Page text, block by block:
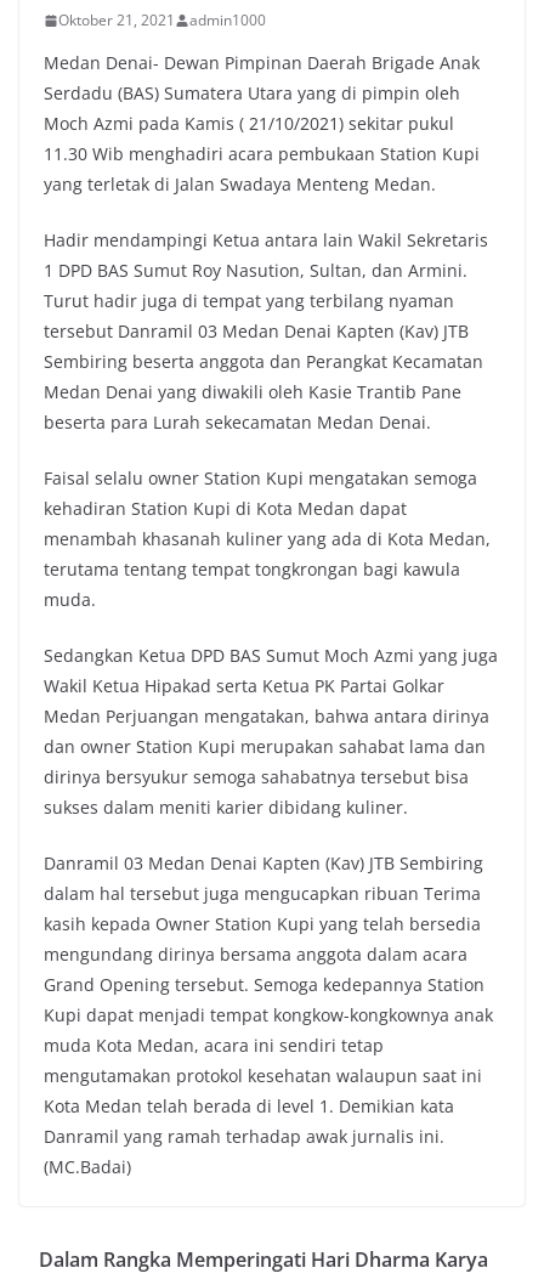
Oktober 21, 2021 admin1000
Medan Denai- Dewan Pimpinan Daerah Brigade Anak
Serdadu (BAS) Sumatera Utara yang di pimpin oleh
Moch Azmi pada Kamis ( 21/10/2021) sekitar pukul
11.30 Wib menghadiri acara pembukaan Station Kupi
yang terletak di Jalan Swadaya Menteng Medan.
Hadir mendampingi Ketua antara lain Wakil Sekretaris
1 DPD BAS Sumut Roy Nasution, Sultan, dan Armini.
Turut hadir juga di tempat yang terbilang nyaman
tersebut Danramil 03 Medan Denai Kapten (Kav) JTB
Sembiring beserta anggota dan Perangkat Kecamatan
Medan Denai yang diwakili oleh Kasie Trantib Pane
beserta para Lurah sekecamatan Medan Denai.
Faisal selalu owner Station Kupi mengatakan semoga
kehadiran Station Kupi di Kota Medan dapat
menambah khasanah kuliner yang ada di Kota Medan,
terutama tentang tempat tongkrongan bagi kawula
muda.
Sedangkan Ketua DPD BAS Sumut Moch Azmi yang juga
Wakil Ketua Hipakad serta Ketua PK Partai Golkar
Medan Perjuangan mengatakan, bahwa antara dirinya
dan owner Station Kupi merupakan sahabat lama dan
dirinya bersyukur semoga sahabatnya tersebut bisa
sukses dalam meniti karier dibidang kuliner.
Danramil 03 Medan Denai Kapten (Kav) JTB Sembiring
dalam hal tersebut juga mengucapkan ribuan Terima
kasih kepada Owner Station Kupi yang telah bersedia
mengundang dirinya bersama anggota dalam acara
Grand Opening tersebut. Semoga kedepannya Station
Kupi dapat menjadi tempat kongkow-kongkownya anak
muda Kota Medan, acara ini sendiri tetap
mengutamakan protokol kesehatan walaupun saat ini
Kota Medan telah berada di level 1. Demikian kata
Danramil yang ramah terhadap awak jurnalis ini.
(MC.Badai)
Dalam Rangka Memperingati Hari Dharma Karya